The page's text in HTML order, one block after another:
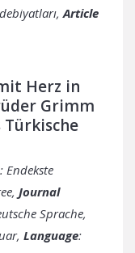
Article
Herz in
Grimm
: Endekste
Journal
Sprache,
Language: